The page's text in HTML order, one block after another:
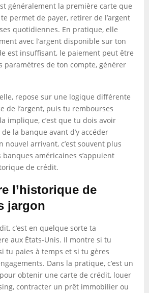
généralement la première carte que
permet de payer, retirer de l’argent
quotidiennes. En pratique, elle
avec l’argent disponible sur ton
est insuffisant, le paiement peut être
paramètres de ton compte, générer
repose sur une logique différente
de l’argent, puis tu rembourses
implique, c’est que tu dois avoir
la banque avant d’y accéder
nouvel arrivant, c’est souvent plus
banques américaines s’appuient
de crédit.
l’historique de
jargon
c’est en quelque sorte ta
aux États-Unis. Il montre si tu
tu paies à temps et si tu gères
Dans la pratique, c’est un
obtenir une carte de crédit, louer
contracter un prêt immobilier ou